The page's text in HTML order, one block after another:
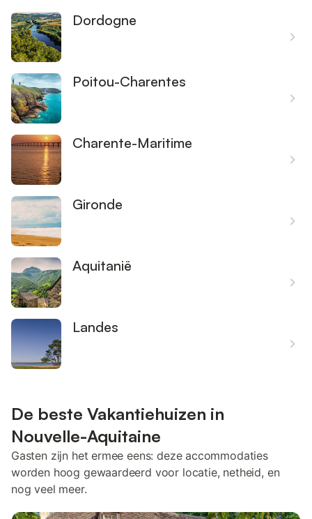
Dordogne
Poitou-Charentes
Charente-Maritime
Gironde
Aquitanië
Landes
De beste Vakantiehuizen in
Nouvelle-Aquitaine
Gasten zijn het ermee eens: deze accommodaties
worden hoog gewaardeerd voor locatie, netheid, en
nog veel meer.